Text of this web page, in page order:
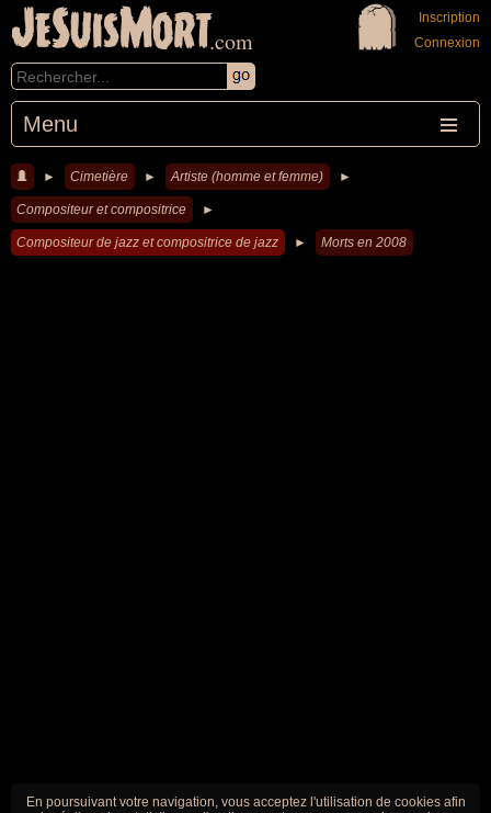
JeSuisMort.com
Menu
Inscription
Connexion
► Cimetière ► Artiste (homme et femme) ►
Compositeur et compositrice ►
Compositeur de jazz et compositrice de jazz ► Morts en 2008
En poursuivant votre navigation, vous acceptez l'utilisation de cookies afin